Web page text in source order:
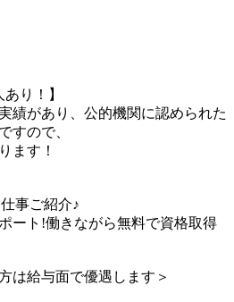
り！】
績があり、公的機関に認められた
すので、
ます！
事ご紹介♪
ート!働きながら無料で資格取得
は給与面で優遇します＞